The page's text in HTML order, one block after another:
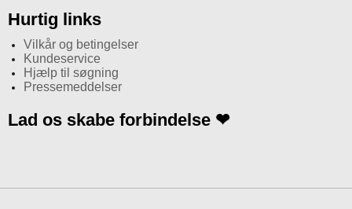
Hurtig links
Vilkår og betingelser
Kundeservice
Hjælp til søgning
Pressemeddelser
Lad os skabe forbindelse ❤
n